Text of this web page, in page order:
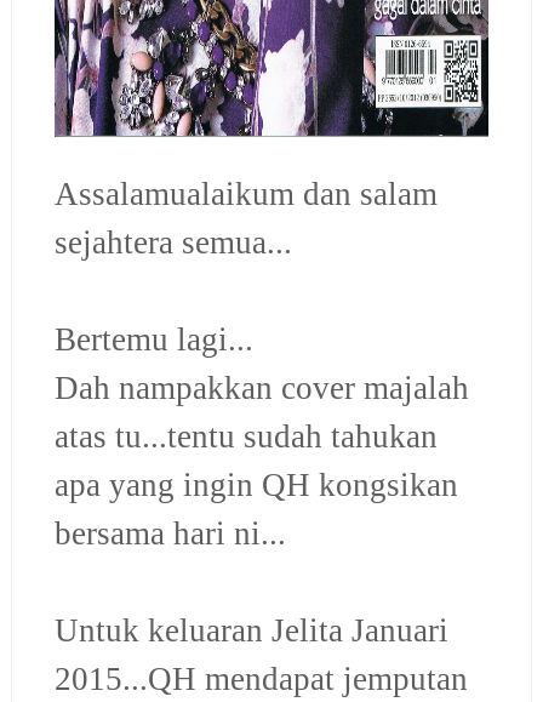
Assalamualaikum dan salam
sejahtera semua...
Bertemu lagi...
Dah nampakkan cover majalah
atas tu...tentu sudah tahukan
apa yang ingin QH kongsikan
bersama hari ni...
Untuk keluaran Jelita Januari
2015...QH mendapat jemputan